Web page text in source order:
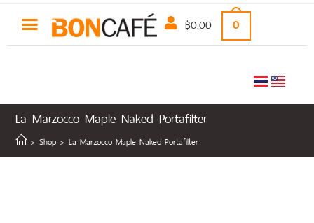
฿0.00 0
La Marzocco Maple Naked Portafilter
> Shop > La Marzocco Maple Naked Portafilter